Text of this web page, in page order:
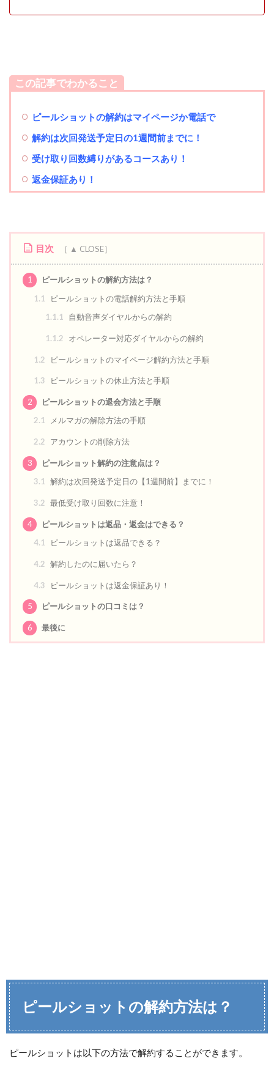
この記事でわかること
ピールショットの解約はマイページか電話で
解約は次回発送予定日の1週間前までに！
受け取り回数縛りがあるコースあり！
返金保証あり！
目次
1
ピールショットの解約方法は？
1.1
ピールショットの電話解約方法と手順
1.1.1
自動音声ダイヤルからの解約
1.1.2 オペレーター対応ダイヤルからの解約
1.2 ピールショットのマイページ解約方法と手順
1.3 ピールショットの休止方法と手順
2
ピールショットの退会方法と手順
2.1
メルマガの解除方法の手順
2.2 アカウントの削除方法
3
ピールショット解約の注意点は？
3.1 解約は次回発送予定日の【1週間前】までに！
3.2 最低受け取り回数に注意！
4
ピールショットは返品・返金はできる？
4.1
ピールショットは返品できる？
4.2 解約したのに届いたら？
4.3 ピールショットは返金保証あり！
5 ピールショットの口コミは？
6 最後に
ピールショットの解約方法は？
ピールショットは以下の方法で解約することができます。